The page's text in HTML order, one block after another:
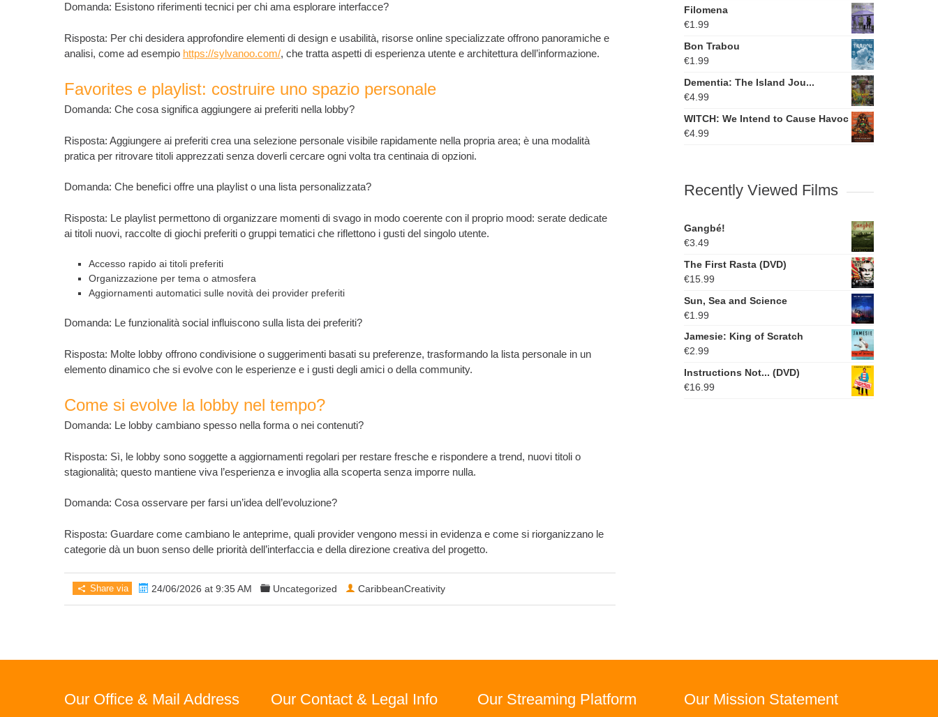
Domanda: Esistono riferimenti tecnici per chi ama esplorare interfacce?
Risposta: Per chi desidera approfondire elementi di design e usabilità, risorse online specializzate offrono panoramiche e
analisi, come ad esempio https://sylvanoo.com/, che tratta aspetti di esperienza utente e architettura dell’informazione.
Favorites e playlist: costruire uno spazio personale
Domanda: Che cosa significa aggiungere ai preferiti nella lobby?
Risposta: Aggiungere ai preferiti crea una selezione personale visibile rapidamente nella propria area; è una modalità
pratica per ritrovare titoli apprezzati senza doverli cercare ogni volta tra centinaia di opzioni.
Domanda: Che benefici offre una playlist o una lista personalizzata?
Risposta: Le playlist permettono di organizzare momenti di svago in modo coerente con il proprio mood: serate dedicate
ai titoli nuovi, raccolte di giochi preferiti o gruppi tematici che riflettono i gusti del singolo utente.
Accesso rapido ai titoli preferiti
Organizzazione per tema o atmosfera
Aggiornamenti automatici sulle novità dei provider preferiti
Domanda: Le funzionalità social influiscono sulla lista dei preferiti?
Risposta: Molte lobby offrono condivisione o suggerimenti basati su preferenze, trasformando la lista personale in un
elemento dinamico che si evolve con le esperienze e i gusti degli amici o della community.
Come si evolve la lobby nel tempo?
Domanda: Le lobby cambiano spesso nella forma o nei contenuti?
Risposta: Sì, le lobby sono soggette a aggiornamenti regolari per restare fresche e rispondere a trend, nuovi titoli o
stagionalità; questo mantiene viva l’esperienza e invoglia alla scoperta senza imporre nulla.
Domanda: Cosa osservare per farsi un’idea dell’evoluzione?
Risposta: Guardare come cambiano le anteprime, quali provider vengono messi in evidenza e come si riorganizzano le
categorie dà un buon senso delle priorità dell’interfaccia e della direzione creativa del progetto.
Share via 24/06/2026 at 9:35 AM Uncategorized CaribbeanCreativity
Filomena
€1.99
Bon Trabou
€1.99
Dementia: The Island Jou...
€4.99
WITCH: We Intend to Cause Havoc
€4.99
Recently Viewed Films
Gangbé!
€3.49
The First Rasta (DVD)
€15.99
Sun, Sea and Science
€1.99
Jamesie: King of Scratch
€2.99
Instructions Not... (DVD)
€16.99
Our Office & Mail Address Our Contact & Legal Info Our Streaming Platform Our Mission Statement